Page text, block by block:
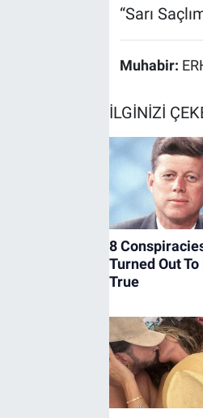
“Sarı
Muhabir: